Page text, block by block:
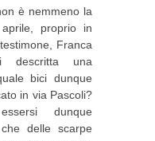
è nemmeno la
proprio in
Franca
descritta una
bici dunque
in via Pascoli?
dunque
delle scarpe